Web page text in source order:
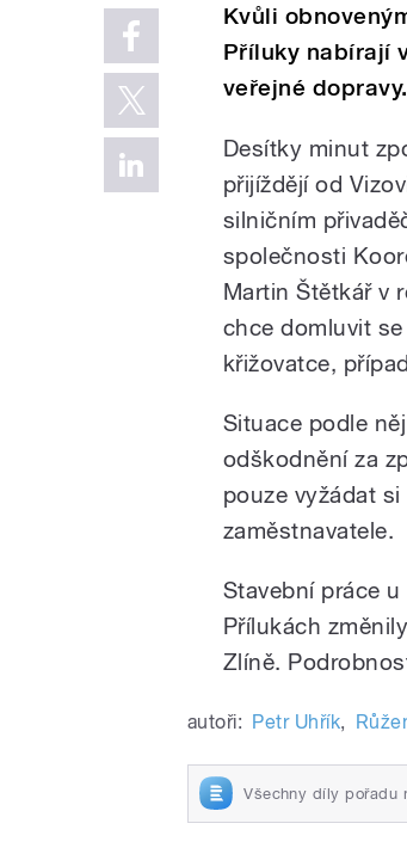
Kvůli
Příluky nabírají
veřejné dopravy.
Desítky minut
přijíždějí od
silničním
společnosti
Martin Štětkář v
chce domluvit
křižovatce,
Situace podle
odškodnění za
pouze vyžádat
zaměstnavatele.
Stavební práce
Přílukách
Zlíně.
autoři: Petr Uhřík,
Všechny díly pořadu